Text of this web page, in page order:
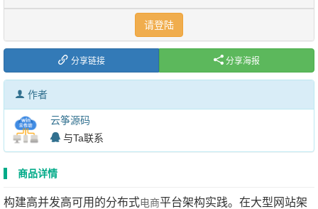
请登陆
分享链接 分享海报
作者
云筝源码
与Ta联系
商品详情
构建高并发高可用的分布式电商平台架构实践。在大型网站架